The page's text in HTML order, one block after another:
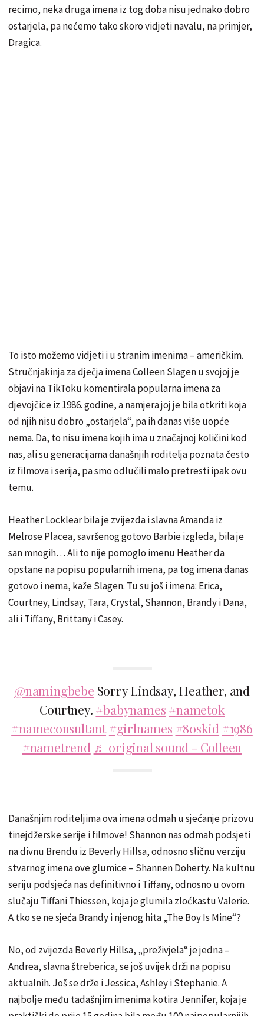
recimo, neka druga imena iz tog doba nisu jednako dobro
ostarjela, pa nećemo tako skoro vidjeti navalu, na primjer,
Dragica.
To isto možemo vidjeti i u stranim imenima – američkim.
Stručnjakinja za dječja imena Colleen Slagen u svojoj je
objavi na TikToku komentirala popularna imena za
djevojčice iz 1986. godine, a namjera joj je bila otkriti koja
od njih nisu dobro „ostarjela“, pa ih danas više uopće
nema. Da, to nisu imena kojih ima u značajnoj količini kod
nas, ali su generacijama današnjih roditelja poznata često
iz filmova i serija, pa smo odlučili malo pretresti ipak ovu
temu.
Heather Locklear bila je zvijezda i slavna Amanda iz
Melrose Placea, savršenog gotovo Barbie izgleda, bila je
san mnogih… Ali to nije pomoglo imenu Heather da
opstane na popisu popularnih imena, pa tog imena danas
gotovo i nema, kaže Slagen. Tu su još i imena: Erica,
Courtney, Lindsay, Tara, Crystal, Shannon, Brandy i Dana,
ali i Tiffany, Brittany i Casey.
@namingbebe Sorry Lindsay, Heather, and
Courtney. #babynames #nametok
#nameconsultant #girlnames #80skid #1986
#nametrend ♬ original sound - Colleen
Današnjim roditeljima ova imena odmah u sjećanje prizovu
tinejdžerske serije i filmove! Shannon nas odmah podsjeti
na divnu Brendu iz Beverly Hillsa, odnosno sličnu verziju
stvarnog imena ove glumice – Shannen Doherty. Na kultnu
seriju podsjeća nas definitivno i Tiffany, odnosno u ovom
slučaju Tiffani Thiessen, koja je glumila zloćkastu Valerie.
A tko se ne sjeća Brandy i njenog hita „The Boy Is Mine“?
No, od zvijezda Beverly Hillsa, „preživjela“ je jedna –
Andrea, slavna štreberica, se još uvijek drži na popisu
aktualnih. Još se drže i Jessica, Ashley i Stephanie. A
najbolje među tadašnjim imenima kotira Jennifer, koja je